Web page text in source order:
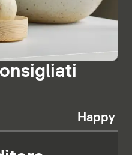
Happy